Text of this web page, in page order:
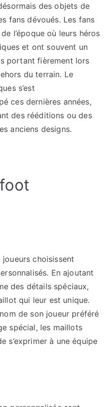
des objets de
fans dévoués. Les fans
l’époque où leurs héros
et ont souvent un
portant fièrement lors
du terrain. Le
s’est
ces dernières années,
des rééditions ou des
anciens designs.
choisissent
En ajoutant
des détails spéciaux,
qui leur est unique.
de son joueur préféré
spécial, les maillots
s’exprimer à une équipe